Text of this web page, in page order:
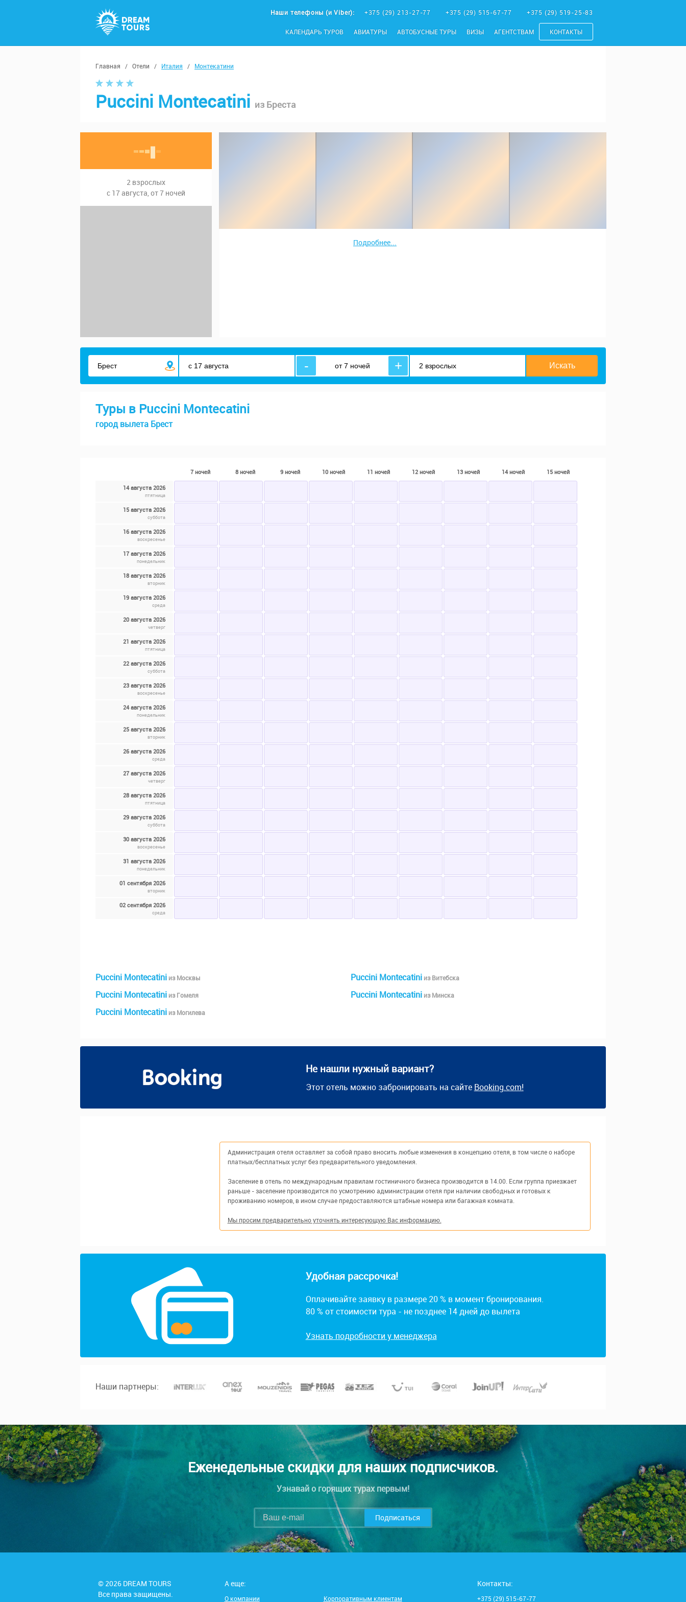
Наши телефоны (и Viber): +375 (29) 213-27-77 +375 (29) 515-67-77 +375 (29) 519-25-83
КАЛЕНДАРЬ ТУРОВ АВИАТУРЫ АВТОБУСНЫЕ ТУРЫ ВИЗЫ АГЕНТСТВАМ КОНТАКТЫ
Главная / Отели / Италия / Монтекатини
Puccini Montecatini из Бреста
2 взрослых
с 17 августа, от 7 ночей
Подробнее...
- +
Туры в Puccini Montecatini
город вылета Брест
7 ночей 8 ночей 9 ночей 10 ночей 11 ночей 12 ночей 13 ночей 14 ночей 15 ночей
14 августа 2026
птятница
15 августа 2026
суббота
16 августа 2026
воскресенье
17 августа 2026
понедельник
18 августа 2026
вторник
19 августа 2026
среда
20 августа 2026
четверг
21 августа 2026
птятница
22 августа 2026
суббота
23 августа 2026
воскресенье
24 августа 2026
понедельник
25 августа 2026
вторник
26 августа 2026
среда
27 августа 2026
четверг
28 августа 2026
птятница
29 августа 2026
суббота
30 августа 2026
воскресенье
31 августа 2026
понедельник
01 сентября 2026
вторник
02 сентября 2026
среда
Puccini Montecatini из Москвы Puccini Montecatini из Витебска
Puccini Montecatini из Гомеля Puccini Montecatini из Минска
Puccini Montecatini из Могилева
Не нашли нужный вариант?
Этот отель можно забронировать на сайте Booking.com!
Администрация отеля оставляет за собой право вносить любые изменения в концепцию отеля, в том числе о наборе
платных/бесплатных услуг без предварительного уведомления.
Заселение в отель по международным правилам гостиничного бизнеса производится в 14.00. Если группа приезжает
раньше - заселение производится по усмотрению администрации отеля при наличии свободных и готовых к
проживанию номеров, в ином случае предоставляются штабные номера или багажная комната.
Мы просим предварительно уточнять интересующую Вас информацию.
Удобная рассрочка!
Оплачивайте заявку в размере 20 % в момент бронирования.
80 % от стоимости тура - не позднее 14 дней до вылета
Узнать подробности у менеджера
Наши партнеры:
Еженедельные скидки для наших подписчиков.
Узнавай о горящих турах первым!
Подписаться
© 2026 DREAM TOURS
Все права защищены.
А еще:
О компании Корпоративным клиентам
Контакты:
+375 (29) 515-67-77